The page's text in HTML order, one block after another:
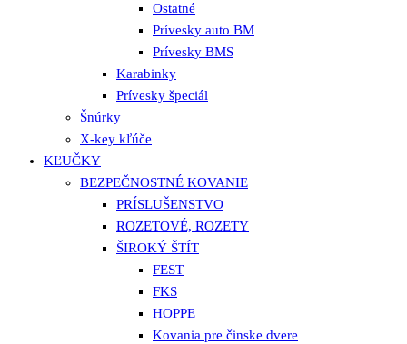
Ostatné
Prívesky auto BM
Prívesky BMS
Karabinky
Prívesky špeciál
Šnúrky
X-key kľúče
KĽUČKY
BEZPEČNOSTNÉ KOVANIE
PRÍSLUŠENSTVO
ROZETOVÉ, ROZETY
ŠIROKÝ ŠTÍT
FEST
FKS
HOPPE
Kovania pre činske dvere